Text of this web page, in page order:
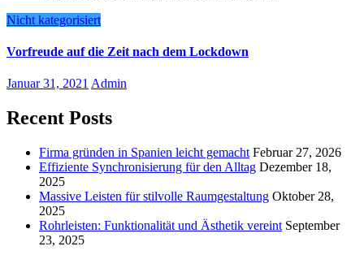
Nicht kategorisiert
Vorfreude auf die Zeit nach dem Lockdown
Januar 31, 2021 Admin
Recent Posts
Firma gründen in Spanien leicht gemacht Februar 27, 2026
Effiziente Synchronisierung für den Alltag Dezember 18,
2025
Massive Leisten für stilvolle Raumgestaltung Oktober 28,
2025
Rohrleisten: Funktionalität und Ästhetik vereint September
23, 2025